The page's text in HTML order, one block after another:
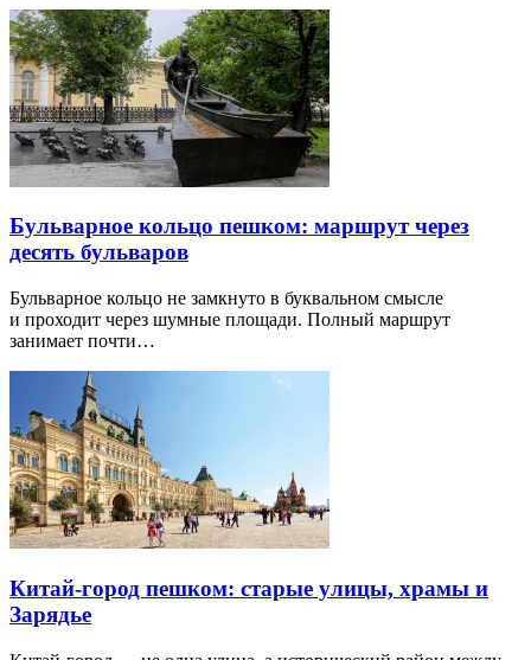
Бульварное кольцо пешком: маршрут через
десять бульваров
Бульварное кольцо не замкнуто в буквальном смысле
и проходит через шумные площади. Полный маршрут
занимает почти…
Китай-город пешком: старые улицы, храмы и
Зарядье